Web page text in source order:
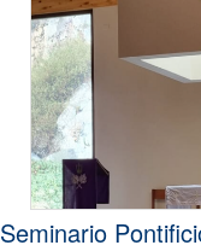
Seminario